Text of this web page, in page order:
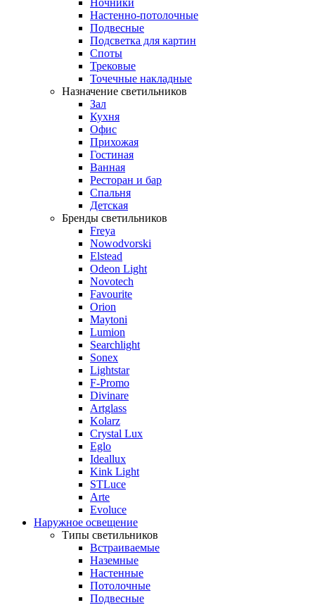
Ночники
Настенно-потолочные
Подвесные
Подсветка для картин
Споты
Трековые
Точечные накладные
Назначение светильников
Зал
Кухня
Офис
Прихожая
Гостиная
Ванная
Ресторан и бар
Спальня
Детская
Бренды светильников
Freya
Nowodvorski
Elstead
Odeon Light
Novotech
Favourite
Orion
Maytoni
Lumion
Searchlight
Sonex
Lightstar
F-Promo
Divinare
Artglass
Kolarz
Crystal Lux
Eglo
Ideallux
Kink Light
STLuce
Arte
Evoluce
Наружное освещение
Типы светильников
Встраиваемые
Наземные
Настенные
Потолочные
Подвесные